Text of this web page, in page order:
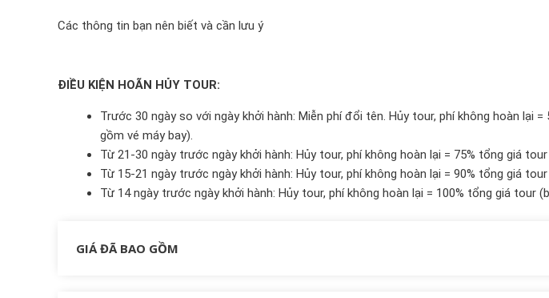
Các thông tin bạn nên biết và cần lưu ý
ĐIỀU KIỆN HOÃN HỦY TOUR:
Trước 30 ngày so với ngày khởi hành: Miễn phí đổi tên. Hủy tour, phí không hoàn lại
gồm vé máy bay).
Từ 21-30 ngày trước ngày khởi hành: Hủy tour, phí không hoàn lại = 75% tổng giá
Từ 15-21 ngày trước ngày khởi hành: Hủy tour, phí không hoàn lại = 90% tổng giá
Từ 14 ngày trước ngày khởi hành: Hủy tour, phí không hoàn lại = 100% tổng giá tour
GIÁ ĐÃ BAO GỒM